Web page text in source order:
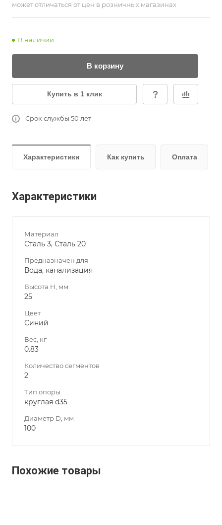
может отличаться от цен в розничных магазинах
В наличии
В корзину
Купить в 1 клик
Срок службы 50 лет
Характеристики Как купить Оплата
Характеристики
Материал
Сталь 3, Сталь 20
Предназначен для
Вода, канализация
Высота H, мм
25
Цвет
Синий
Вес, кг
0.83
Количество сегментов
2
Тип опоры
круглая d35
Диаметр D, мм
100
Похожие товары